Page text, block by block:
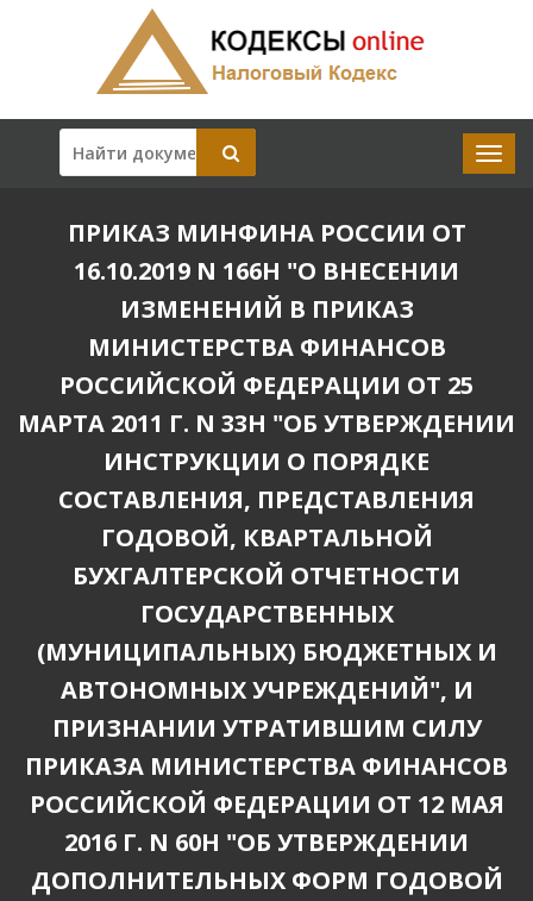
ПРИКАЗ МИНФИНА РОССИИ ОТ
16.10.2019 N 166Н "О ВНЕСЕНИИ
ИЗМЕНЕНИЙ В ПРИКАЗ
МИНИСТЕРСТВА ФИНАНСОВ
РОССИЙСКОЙ ФЕДЕРАЦИИ ОТ 25
МАРТА 2011 Г. N 33Н "ОБ УТВЕРЖДЕНИИ
ИНСТРУКЦИИ О ПОРЯДКЕ
СОСТАВЛЕНИЯ, ПРЕДСТАВЛЕНИЯ
ГОДОВОЙ, КВАРТАЛЬНОЙ
БУХГАЛТЕРСКОЙ ОТЧЕТНОСТИ
ГОСУДАРСТВЕННЫХ
(МУНИЦИПАЛЬНЫХ) БЮДЖЕТНЫХ И
АВТОНОМНЫХ УЧРЕЖДЕНИЙ", И
ПРИЗНАНИИ УТРАТИВШИМ СИЛУ
ПРИКАЗА МИНИСТЕРСТВА ФИНАНСОВ
РОССИЙСКОЙ ФЕДЕРАЦИИ ОТ 12 МАЯ
2016 Г. N 60Н "ОБ УТВЕРЖДЕНИИ
ДОПОЛНИТЕЛЬНЫХ ФОРМ ГОДОВОЙ